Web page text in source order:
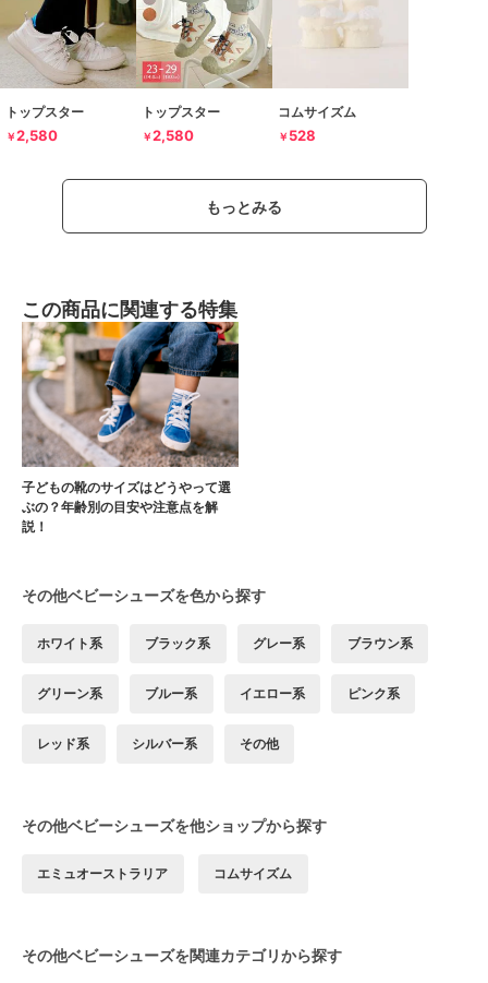
トップスター
￥2,580
トップスター
￥2,580
コムサイズム
￥ 528
もっとみる
この商品に関連する特集
子どもの靴のサイズはどうやって選
ぶの？年齢別の目安や注意点を解
説！
その他ベビーシューズを色から探す
ホワイト系 ブラック系 グレー系 ブラウン系
グリーン系 ブルー系 イエロー系 ピンク系
レッド系 シルバー系 その他
その他ベビーシューズを他ショップから探す
エミュオーストラリア コムサイズム
その他ベビーシューズを関連カテゴリから探す